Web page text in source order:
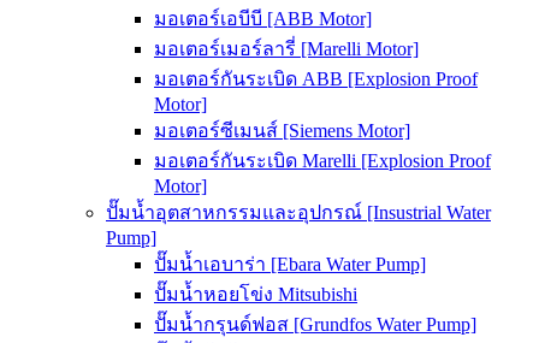
มอเตอร์เอบีบี [ABB Motor]
มอเตอร์เมอร์ลารี่ [Marelli Motor]
มอเตอร์กันระเบิด ABB [Explosion Proof
Motor]
มอเตอร์ซีเมนส์ [Siemens Motor]
มอเตอร์กันระเบิด Marelli [Explosion Proof
Motor]
ปั๊มน้ำอุตสาหกรรมและอุปกรณ์ [Insustrial Water
Pump]
ปั๊มน้ำเอบาร่า [Ebara Water Pump]
ปั๊มน้ำหอยโข่ง Mitsubishi
ปั๊มน้ำกรุนด์ฟอส [Grundfos Water Pump]